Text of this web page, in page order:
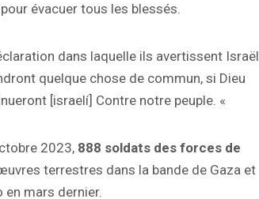
évacuer tous les blessés.
dans laquelle ils avertissent Israël
quelque chose de commun, si Dieu
[israelí] Contre notre peuple. «
2023, 888 soldats des forces de
terrestres dans la bande de Gaza et
en mars dernier.